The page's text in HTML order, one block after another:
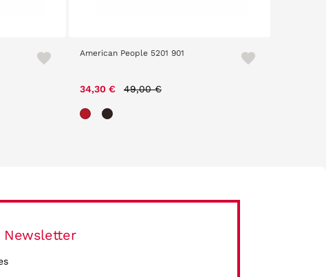
American People 5201 901
34,30 € 49,00 €
Newsletter